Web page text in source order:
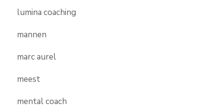
lumina coaching
mannen
marc aurel
meest
mental coach